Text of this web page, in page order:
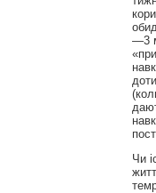
—3
Чи